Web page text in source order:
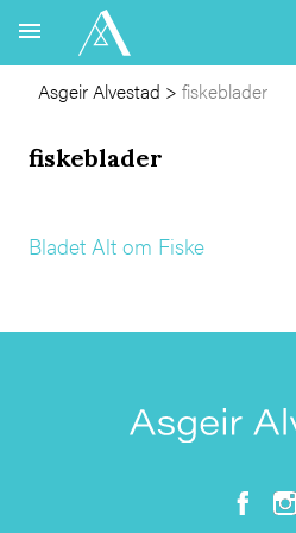
Asgeir Alvestad > fiskeblader
fiskeblader
Bladet Alt om Fiske